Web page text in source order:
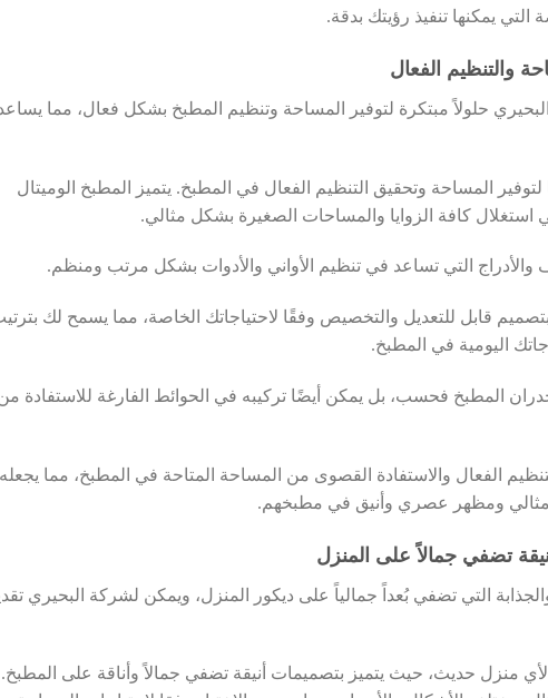
يمكنها تنفيذ رؤيتك بدقة.
والتنظيم الفعال
حلولاً مبتكرة لتوفير المساحة وتنظيم المطبخ بشكل فعال، مما
لتوفير المساحة وتحقيق التنظيم الفعال في المطبخ. يتميز المطبخ الوميتال
كافة الزوايا والمساحات الصغيرة بشكل مثالي.
والأدراج التي تساعد في تنظيم الأواني والأدوات بشكل مرتب ومنظم.
بتصميم قابل للتعديل والتخصيص وفقًا لاحتياجاتك الخاصة، مما يسمح لك
اليومية في المطبخ.
المطبخ فحسب، بل يمكن أيضًا تركيبه في الحوائط الفارغة للاستفادة
الفعال والاستفادة القصوى من المساحة المتاحة في المطبخ، مما يجعله
مثالي ومظهر عصري وأنيق في مطبخهم.
تضفي جمالاً على المنزل
والجذابة التي تضفي بُعداً جمالياً على ديكور المنزل، ويمكن لشركة البحيري
لأي منزل حديث، حيث يتميز بتصميمات أنيقة تضفي جمالاً وأناقة على المطبخ.